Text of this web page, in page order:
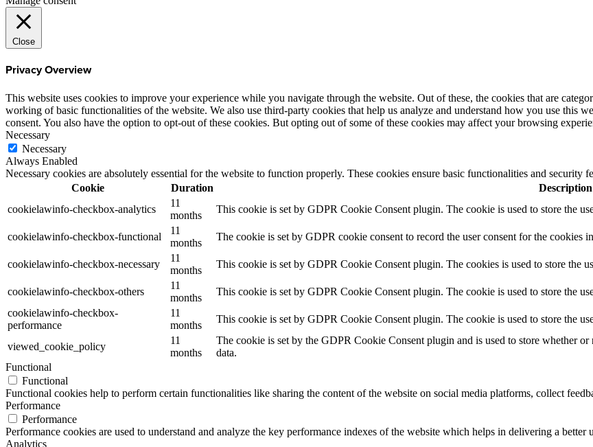
Close
Privacy Overview
This website uses cookies to improve your experience while you navigate through the website. Out of these, the cookies that are
working of basic functionalities of the website. We also use third-party cookies that help us analyze and understand how you use this
consent. You also have the option to opt-out of these cookies. But opting out of some of these cookies may affect your browsing
Necessary
Necessary
Always Enabled
Necessary cookies are absolutely essential for the website to function properly. These cookies ensure basic functionalities and security
Cookie
Duration
Description
cookielawinfo-checkbox-analytics
11
months
This cookie is set by GDPR Cookie Consent plugin. The cookie is used to store the
cookielawinfo-checkbox-functional
11
months
The cookie is set by GDPR cookie consent to record the user consent for the cookies
cookielawinfo-checkbox-necessary
11
months
This cookie is set by GDPR Cookie Consent plugin. The cookies is used to store the
cookielawinfo-checkbox-others
11
months
This cookie is set by GDPR Cookie Consent plugin. The cookie is used to store the
cookielawinfo-checkbox-
performance
11
months
This cookie is set by GDPR Cookie Consent plugin. The cookie is used to store the
viewed_cookie_policy
11
months
The cookie is set by the GDPR Cookie Consent plugin and is used to store whether
data.
Functional
Functional
Functional cookies help to perform certain functionalities like sharing the content of the website on social media platforms, collect
Performance
Performance
Performance cookies are used to understand and analyze the key performance indexes of the website which helps in delivering a better
Analytics